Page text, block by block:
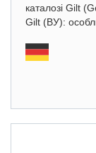
каталозі Gilt
Gilt (ВУ):